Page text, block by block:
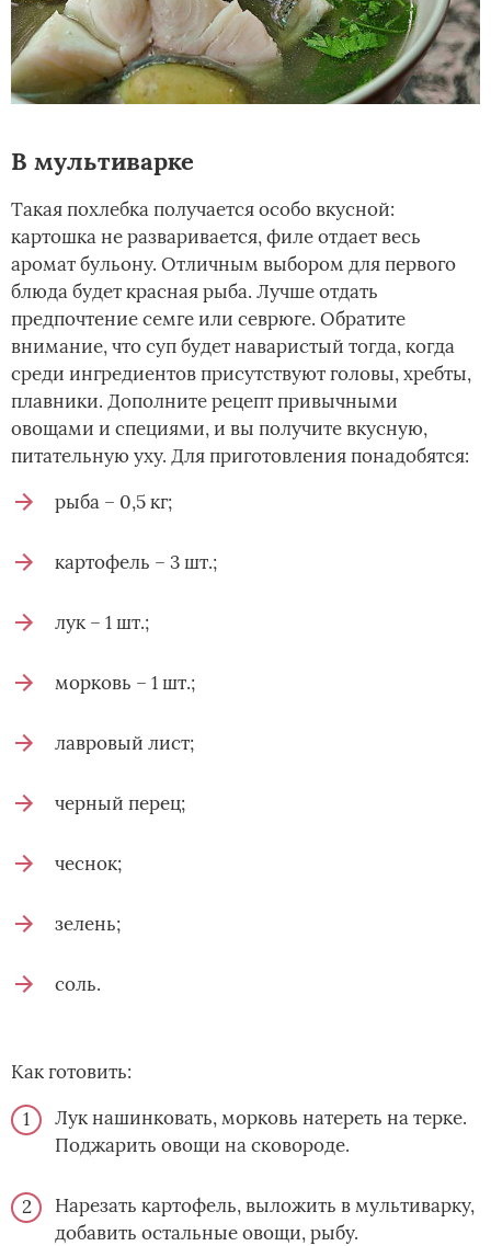
В мультиварке
Такая похлебка получается особо вкусной:
картошка не разваривается, филе отдает весь
аромат бульону. Отличным выбором для первого
блюда будет красная рыба. Лучше отдать
предпочтение семге или севрюге. Обратите
внимание, что суп будет наваристый тогда, когда
среди ингредиентов присутствуют головы, хребты,
плавники. Дополните рецепт привычными
овощами и специями, и вы получите вкусную,
питательную уху. Для приготовления понадобятся:
рыба – 0,5 кг;
картофель – 3 шт.;
лук – 1 шт.;
морковь – 1 шт.;
лавровый лист;
черный перец;
чеснок;
зелень;
соль.
Как готовить:
Лук нашинковать, морковь натереть на терке.
Поджарить овощи на сковороде.
Нарезать картофель, выложить в мультиварку,
добавить остальные овощи, рыбу.